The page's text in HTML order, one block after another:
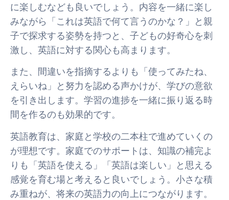
に楽しむなども良いでしょう。内容を一緒に楽し
みながら「これは英語で何て言うのかな？」と親
子で探求する姿勢を持つと、子どもの好奇心を刺
激し、英語に対する関心も高まります。
また、間違いを指摘するよりも「使ってみたね、
えらいね」と努力を認める声かけが、学びの意欲
を引き出します。学習の進捗を一緒に振り返る時
間を作るのも効果的です。
英語教育は、家庭と学校の二本柱で進めていくの
が理想です。家庭でのサポートは、知識の補完よ
りも「英語を使える」「英語は楽しい」と思える
感覚を育む場と考えると良いでしょう。小さな積
み重ねが、将来の英語力の向上につながります。